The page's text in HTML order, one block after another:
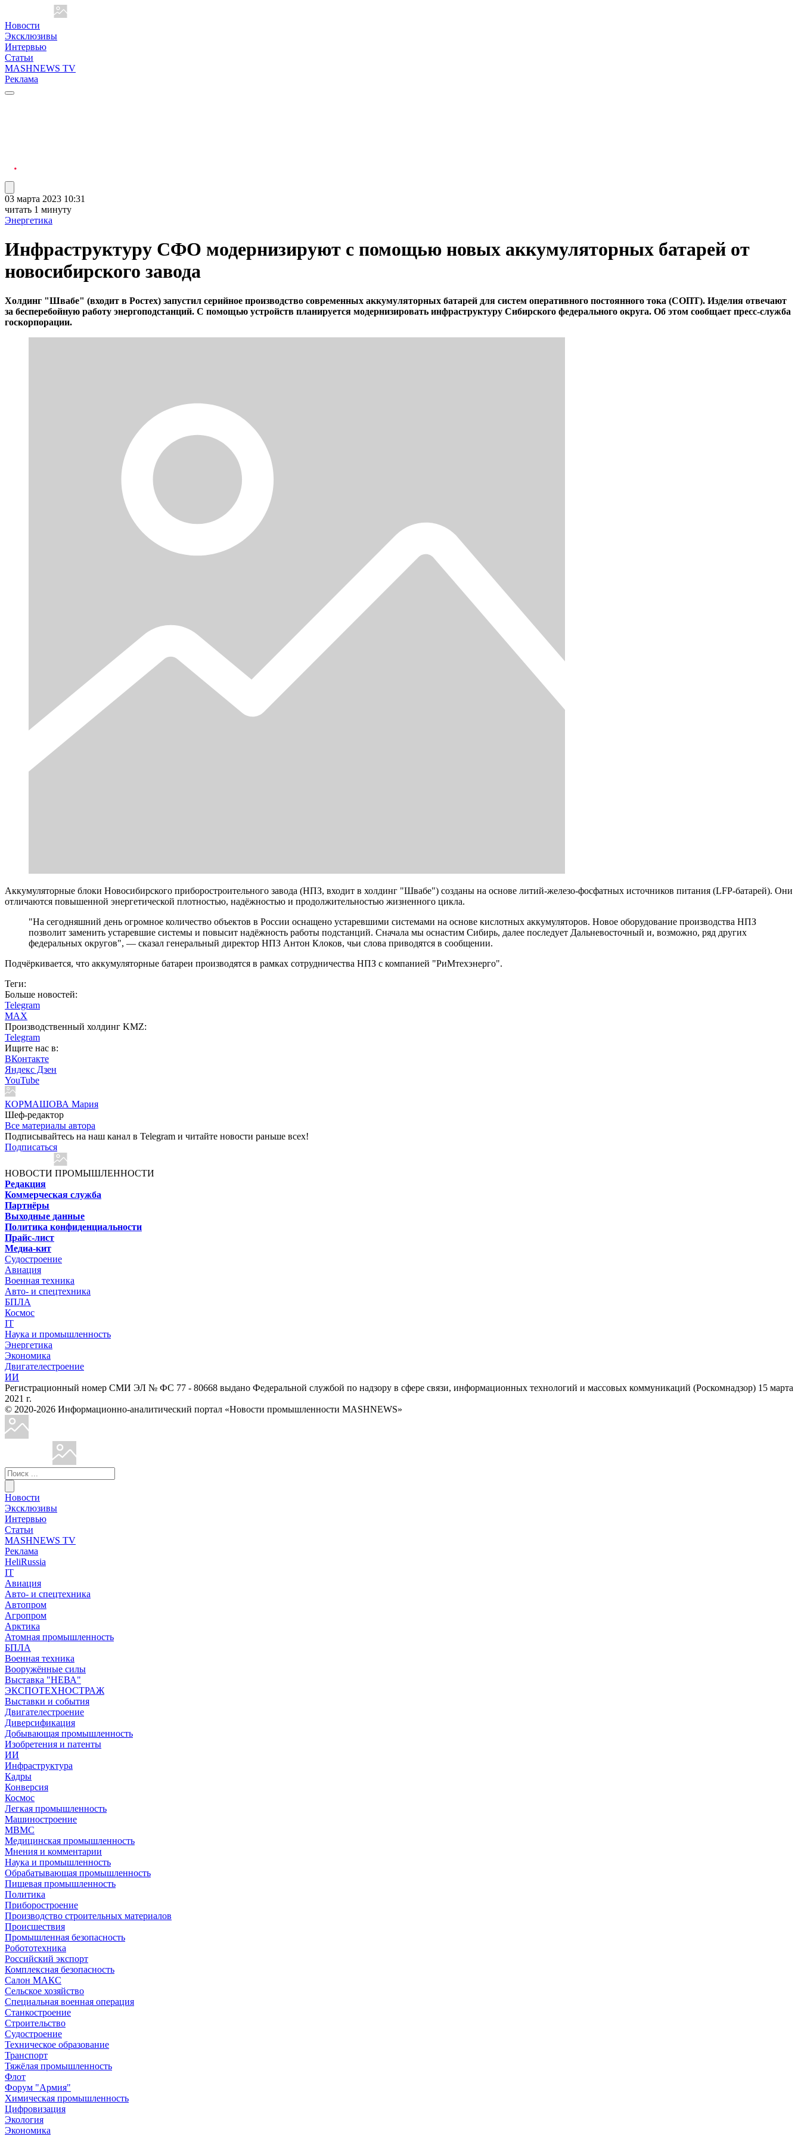
Новости
Эксклюзивы
Интервью
Статьи
MASHNEWS TV
Реклама
03 марта 2023 10:31
читать 1 минуту
Энергетика
Инфраструктуру СФО модернизируют с помощью новых аккумуляторных батарей от
новосибирского завода
Холдинг "Швабе" (входит в Ростех) запустил серийное производство современных аккумуляторных батарей для систем оперативного постоянного тока (СОПТ). Изделия отвечают
за бесперебойную работу энергоподстанций. С помощью устройств планируется модернизировать инфраструктуру Сибирского федерального округа. Об этом сообщает пресс-служба
госкорпорации.
Аккумуляторные блоки Новосибирского приборостроительного завода (НПЗ, входит в холдинг "Швабе") созданы на основе литий-железо-фосфатных источников питания (LFP-батарей). Они
отличаются повышенной энергетической плотностью, надёжностью и продолжительностью жизненного цикла.
"На сегодняшний день огромное количество объектов в России оснащено устаревшими системами на основе кислотных аккумуляторов. Новое оборудование производства НПЗ
позволит заменить устаревшие системы и повысит надёжность работы подстанций. Сначала мы оснастим Сибирь, далее последует Дальневосточный и, возможно, ряд других
федеральных округов", — сказал генеральный директор НПЗ Антон Клоков, чьи слова приводятся в сообщении.
Подчёркивается, что аккумуляторные батареи производятся в рамках сотрудничества НПЗ с компанией "РиМтехэнерго".
Теги:
Больше новостей:
Telegram
MAX
Производственный холдинг KMZ:
Telegram
Ищите нас в:
ВКонтакте
Яндекс Дзен
YouTube
КОРМАШОВА Мария
Шеф-редактор
Все материалы автора
Подписывайтесь на наш канал в Telegram и читайте новости раньше всех!
Подписаться
НОВОСТИ ПРОМЫШЛЕННОСТИ
Редакция
Коммерческая служба
Партнёры
Выходные данные
Политика конфиденциальности
Прайс-лист
Медиа-кит
Судостроение
Авиация
Военная техника
Авто- и спецтехника
БПЛА
Космос
IT
Наука и промышленность
Энергетика
Экономика
Двигателестроение
ИИ
Регистрационный номер СМИ ЭЛ № ФС 77 - 80668 выдано Федеральной службой по надзору в сфере связи, информационных технологий и массовых коммуникаций (Роскомнадзор) 15 марта
2021 г.
© 2020-2026 Информационно-аналитический портал «Новости промышленности MASHNEWS»
Новости
Эксклюзивы
Интервью
Статьи
MASHNEWS TV
Реклама
HeliRussia
IT
Авиация
Авто- и спецтехника
Автопром
Агропром
Арктика
Атомная промышленность
БПЛА
Военная техника
Вооружённые силы
Выставка "НЕВА"
ЭКСПОТЕХНОСТРАЖ
Выставки и события
Двигателестроение
Диверсификация
Добывающая промышленность
Изобретения и патенты
ИИ
Инфраструктура
Кадры
Конверсия
Космос
Легкая промышленность
Машиностроение
МВМС
Медицинская промышленность
Мнения и комментарии
Наука и промышленность
Обрабатывающая промышленность
Пищевая промышленность
Политика
Приборостроение
Производство строительных материалов
Происшествия
Промышленная безопасность
Робототехника
Российский экспорт
Комплексная безопасность
Салон МАКС
Сельское хозяйство
Специальная военная операция
Станкостроение
Строительство
Судостроение
Техническое образование
Транспорт
Тяжёлая промышленность
Флот
Форум "Армия"
Химическая промышленность
Цифровизация
Экология
Экономика